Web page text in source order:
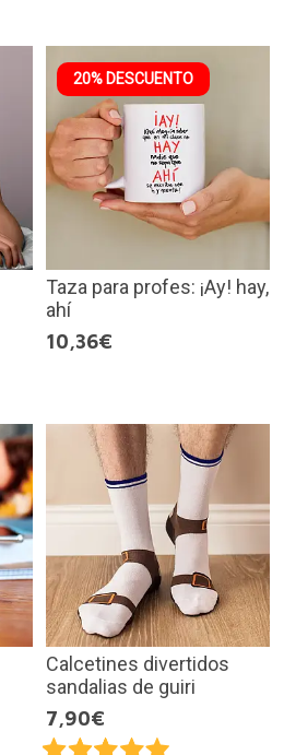
20% DESCUENTO
Taza para profes: ¡Ay! hay,
ahí
10,36€
Calcetines divertidos
sandalias de guiri
7,90€